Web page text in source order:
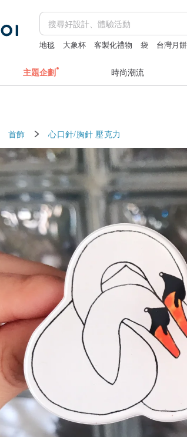
地毯 大象杯 客製化禮物 袋 台灣月餅
主題企劃 時尚潮流
首飾 心口針/胸針 壓克力